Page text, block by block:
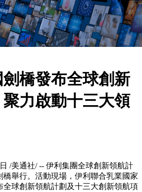
橋發布全球創新
力啟動十三大領
/美通社/ -- 伊利集團全球創新領航計
橋舉行。活動現場，伊利聯合乳業國家
全球創新領航計劃及十三大創新領航項